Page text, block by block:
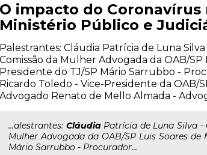
O impacto do Coronavírus
Ministério Público e
Palestrantes: Cláudia Patrícia de Luna
Comissão da Mulher Advogada da OAB/
Presidente do TJ/SP Mário Sarrubbo -
Ricardo Toledo - Vice-Presidente da OAB/
Advogado Renato de Mello Almada -
...alestrantes: CláudiaPatrícia de Luna Silva -
Mulher Advogada da OAB/SP Luis Soares
Mário Sarrubbo - Procurador...